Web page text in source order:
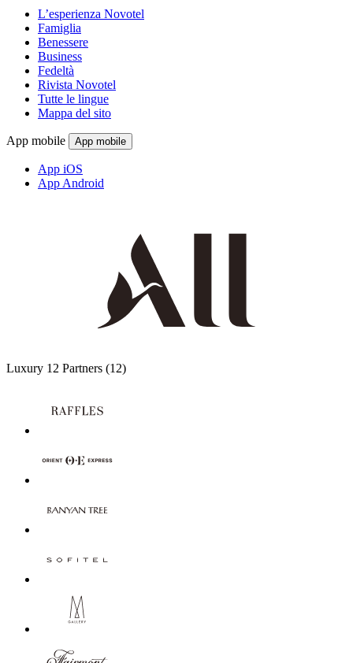
L’esperienza Novotel
Famiglia
Benessere
Business
Fedeltà
Rivista Novotel
Tutte le lingue
Mappa del sito
App mobile App mobile
App iOS
App Android
Luxury 12 Partners (12)